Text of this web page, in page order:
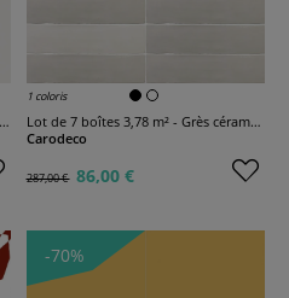
1 coloris
Lot de 7 boîtes 3,78 m² - Grès cérame Flash
Carodeco
287,00 € 86,00 €
-70%